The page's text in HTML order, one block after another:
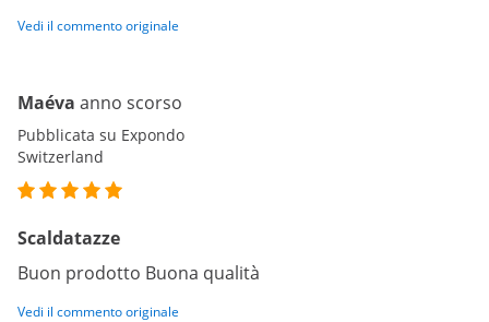
Vedi il commento originale
Maéva anno scorso
Pubblicata su Expondo
Switzerland
Scaldatazze
Buon prodotto Buona qualità
Vedi il commento originale